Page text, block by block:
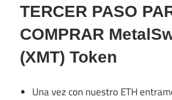
TERCER PASO
COMPRAR
(XMT) Token
Una vez con nuestro ETH